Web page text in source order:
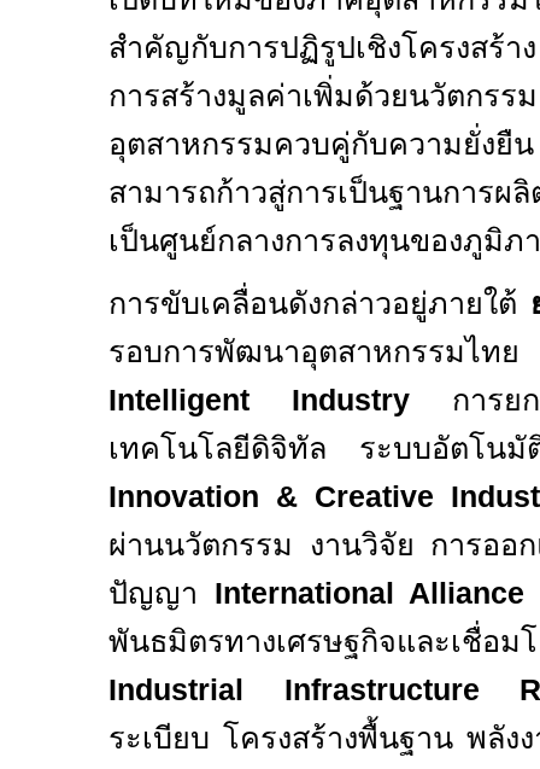
สำคัญกับการปฏิรูปเชิงโครงสร้
การสร้างมูลค่าเพิ่มด้วยนวั
อุตสาหกรรมควบคู่กับความยั่ง
สามารถก้าวสู่การเป็นฐานการ
เป็นศูนย์กลางการลงทุนของภูมิภ
การขับเคลื่อนดังกล่าวอยู่ภายใต้
รอบการพัฒนาอุตสาหกรร
Intelligent Industry
การย
เทคโนโลยีดิจิทัล ระบบอัตโน
Innovation & Creative
ผ่านนวัตกรรม งานวิจัย การออ
ปัญญา International
พันธมิตรทางเศรษฐกิจและเชื่อม
Industrial Infrastructure
ระเบียบ โครงสร้างพื้นฐาน พลั